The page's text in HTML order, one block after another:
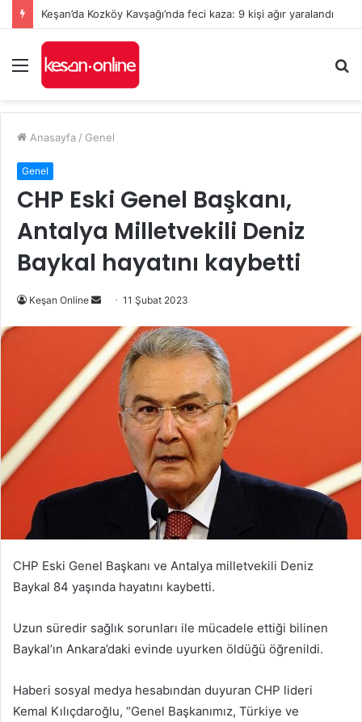
Keşan’da Kozköy Kavşağı’nda feci kaza: 9 kişi ağır yaralandı
Menü
...
Anasayfa / Genel
Genel
CHP Eski Genel Başkanı,
Antalya Milletvekili Deniz
Baykal hayatını kaybetti
Keşan Online
Bir
posta
göndermek
11 Şubat 2023
CHP Eski Genel Başkanı ve Antalya milletvekili Deniz
Baykal 84 yaşında hayatını kaybetti.
Uzun süredir sağlık sorunları ile mücadele ettiği bilinen
Baykal’ın Ankara’daki evinde uyurken öldüğü öğrenildi.
Haberi sosyal medya hesabından duyuran CHP lideri
Kemal Kılıçdaroğlu, “Genel Başkanımız, Türkiye ve